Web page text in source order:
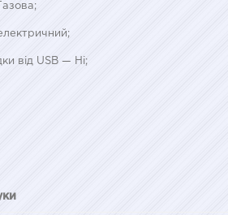
від USB — Ні;